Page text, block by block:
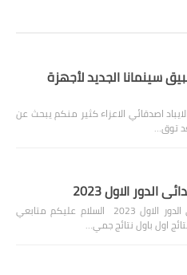
سينمانا الجديد لأجهزة
اصدقائي الاعزاء كثير منكم يبحث عن
توق…
الدور الاول 2023
نتائج السادس ابتدائي الدور الاول 2023 السلام عليكم متابعي
اول باول نتائج جمي…